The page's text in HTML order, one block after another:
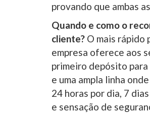
provando que ambas
Quando e como o
cliente? O mais rápido
empresa oferece aos
primeiro depósito
e uma ampla linha
24 horas por dia, 7
e sensação de